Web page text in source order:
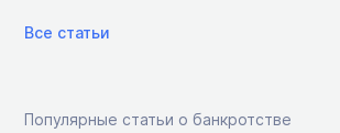
Все статьи
Популярные статьи о банкротстве